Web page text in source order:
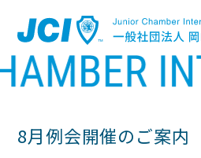
8月例会開催のご案内